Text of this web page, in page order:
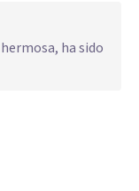
ha sido